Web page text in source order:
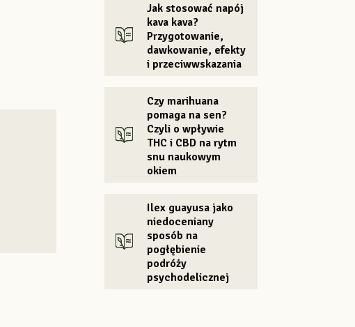
Jak stosować napój
kava kava?
Przygotowanie,
dawkowanie, efekty
i przeciwwskazania
Czy marihuana
pomaga na sen?
Czyli o wpływie
THC i CBD na rytm
snu naukowym
okiem
Ilex guayusa jako
niedoceniany
sposób na
pogłębienie
podróży
psychodelicznej